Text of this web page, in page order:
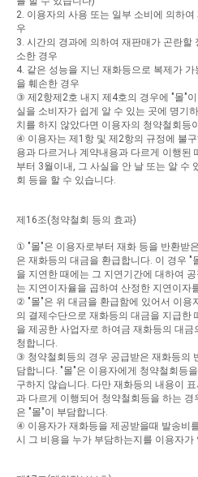
2. 이용자의 사용 또는 일부 소비에 의하여
우
3. 시간의 경과에 의하여 재판매가 곤란할
소한 경우
4. 같은 성능을 지닌 재화등으로 복제가 가
을 훼손한 경우
③ 제2항제2호 내지 제4호의 경우에 "몰"이
실을 소비자가 쉽게 알 수 있는 곳에 명기
치를 하지 않았다면 이용자의 청약철회등
④ 이용자는 제1 항 및 제2항의 규정에 불
용과 다르거나 계약내용과 다르게 이행된
부터 3월이내 그 사실을 안 날 또는 알 수
회 등을 할 수 있습니다
제16조(청약철회 등의 효과)
① "몰"은 이용자로부터 재화 등을 반환받은
은 재화등의 대금을 환급합니다 이 경우 "
을 지연한 때에는 그 지연기간에 대하여
는 지연이자율을 곱하여 산정한 지연이자
② "몰"은 위 대금을 환급함에 있어서 이용
의 결제수단으로 재화등의 대금을 지급한
을 제공한 사업자로 하여금 재화등의 대금
청합니다
③ 청약철회등의 경우 공급받은 재화등의
담합니다 . "몰"은 이용자에게 청약철회등을
구하지 않습니다 다만 재화등의 내용이 표
과 다르게 이행되어 청약철회등을 하는 경
은 "몰"이 부담합니다
④ 이용자가 재화등을 제공받을때 발송비
시 그 비용을 누가 부담하는지를 이용자가